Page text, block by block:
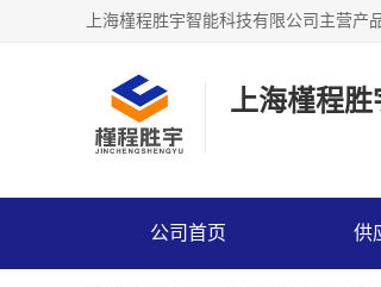
上海槿程胜
公司首页 供